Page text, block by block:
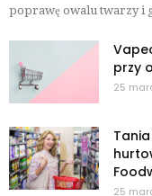
poprawę owalu twarzy i
przy
25
25